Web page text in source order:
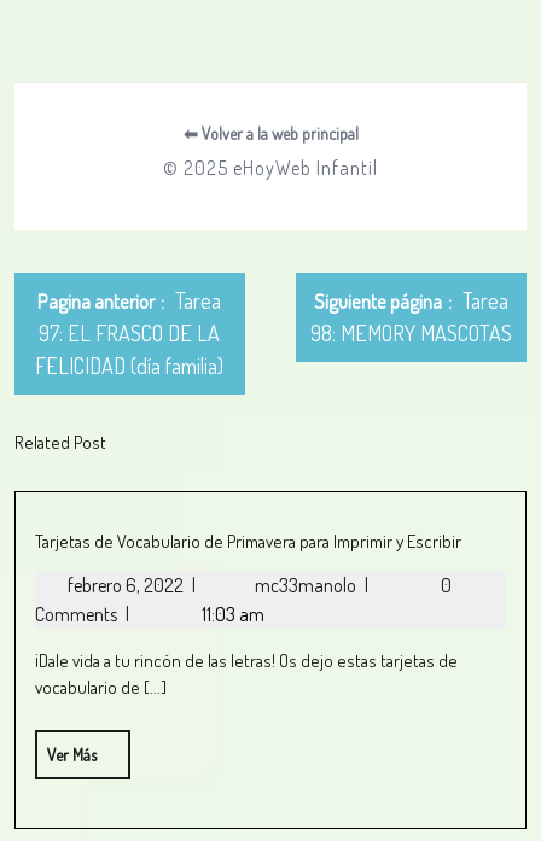
⬅ Volver a la web principal
© 2025 eHoyWeb Infantil
Pagina anterior
Tarea
97: EL FRASCO DE LA
FELICIDAD (día familia)
Siguiente página
Tarea
98: MEMORY MASCOTAS
Related Post
Tarjetas de Vocabulario de Primavera para Imprimir y Escribir
febrero 6, 2022 mc33manolo
0
Comments
11:03 am
¡Dale vida a tu rincón de las letras! Os dejo estas tarjetas de
vocabulario de [...]
Ver Más